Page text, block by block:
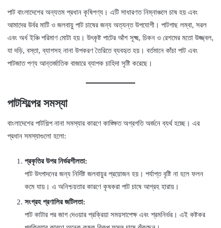
পাট বাংলাদেশের অন্যতম প্রধান কৃষিপণ্য। এটি সাধারণত নিম্নাঞ্চলে চাষ হয় এবং
আমাদের উর্বর মাটি ও জলবায়ু পাট চাষের জন্য অত্যন্ত উপযোগী। পাটগাছ লম্বা, সরল
এবং অর্ধ ইঞ্চি পরিমাণ মোটা হয়। উৎকৃষ্ট পাটের আঁশ সূক্ষ্ম, চিকন ও রেশমের মতো উজ্জ্বল,
যা দড়ি, বস্তা, ব্যাগসহ নানা উপকরণ তৈরিতে ব্যবহৃত হয়। বর্তমানে কাঁচা পাট এবং
পাটজাত পণ্য আন্তর্জাতিক বাজারে ব্যাপক চাহিদা সৃষ্টি করেছে।
পাটশিল্পের সমস্যা
বাংলাদেশের পাটশিল্প নানা সমস্যার কারণে কাঙ্ক্ষিত অগ্রগতি অর্জনে ব্যর্থ হচ্ছে। এর
প্রধান সমস্যাগুলো হলো:
প্রকৃতির উপর নির্ভরশীলতা:
পাট উৎপাদনের জন্য নির্দিষ্ট জলবায়ুর প্রয়োজন হয়। পর্যাপ্ত বৃষ্টি না হলে ফলন
কমে যায়। এ অনিশ্চয়তার কারণে কৃষকরা পাট চাষে আগ্রহ হারায়।
সংগ্রহ প্রণালির জটিলতা:
পাট কাটার পর জাগ দেওয়ার প্রক্রিয়া সময়সাপেক্ষ এবং শ্রমনির্ভর। এই কষ্টকর